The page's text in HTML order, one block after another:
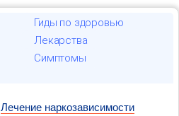
Гиды по здоровью
Лекарства
Симптомы
Лечение наркозависимости